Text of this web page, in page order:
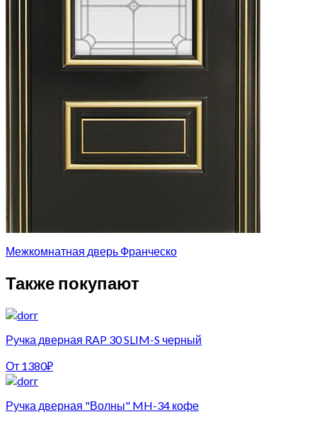
Межкомнатная дверь Франческо
Также покупают
Ручка дверная RAP 30 SLIM-S черный
От 1380₽
Ручка дверная "Волны" MH-34 кофе